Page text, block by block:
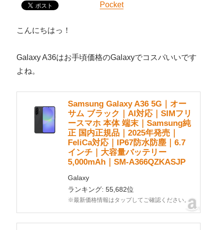
Pocket
こんにちはっ！
Galaxy A36はお手頃価格のGalaxyでコスパいいです
よね。
Samsung Galaxy A36 5G｜オー
サム ブラック｜AI対応｜SIMフリ
ースマホ 本体 端末｜Samsung純
正 国内正規品｜2025年発売｜
FeliCa対応｜IP67防水防塵｜6.7
インチ｜大容量バッテリー
5,000mAh｜SM-A366QZKASJP
Galaxy
ランキング: 55,682位
※最新価格情報はタップしてご確認ください。